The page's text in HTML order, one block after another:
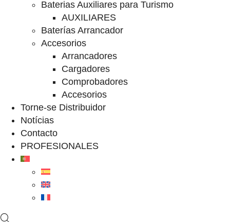
Baterias Auxiliares para Turismo
AUXILIARES
Baterías Arrancador
Accesorios
Arrancadores
Cargadores
Comprobadores
Accesorios
Torne-se Distribuidor
Notícias
Contacto
PROFESIONALES